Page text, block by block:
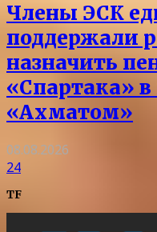
Члены ЭСК
поддержали
назначить
«Спартака» в
«Ахматом»
08.08.2026
24
TF